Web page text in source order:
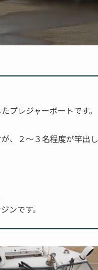
プレジャーボートです。
、２～３名程度が竿出し
です。